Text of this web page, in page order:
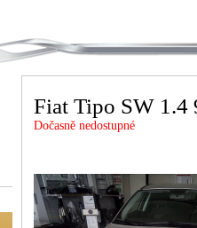
Fiat Tipo SW 1.4
Dočasně nedostupné